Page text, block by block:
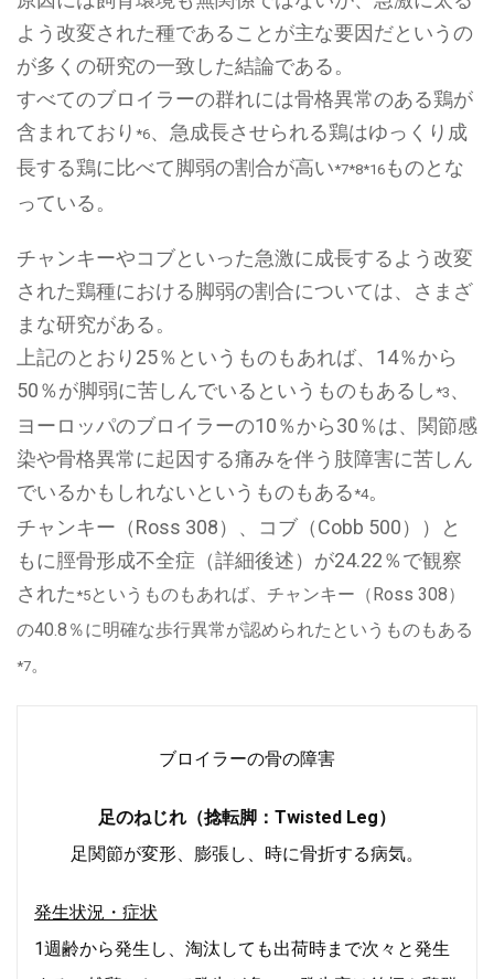
よう改変された種であることが主な要因だというの
が多くの研究の一致した結論である。
すべてのブロイラーの群れには骨格異常のある鶏が
含まれており *6、急成長させられる鶏はゆっくり成
長する鶏に比べて脚弱の割合が高い*7*8*16 ものとな
っている。
チャンキーやコブといった急激に成長するよう改変
された鶏種における脚弱の割合については、さまざ
まな研究がある。
上記のとおり25％というものもあれば、14％から
50％が脚弱に苦しんでいるというものもあるし *3 、
ヨーロッパのブロイラーの10％から30％は、関節感
染や骨格異常に起因する痛みを伴う肢障害に苦しん
でいるかもしれないというものもある*4。
チャンキー（Ross 308）、コブ（Cobb 500））と
もに脛骨形成不全症（詳細後述）が24.22％で観察
された*5 というものもあれば、チャンキー（Ross 308）
の40.8％に明確な歩行異常が認められたというものもある
*7。
ブロイラーの骨の障害
足のねじれ（捻転脚： Twisted Leg）
足関節が変形、膨張し、時に骨折する病気。
発生状況・症状
1週齢から発生し、淘汰しても出荷時まで次々と発生